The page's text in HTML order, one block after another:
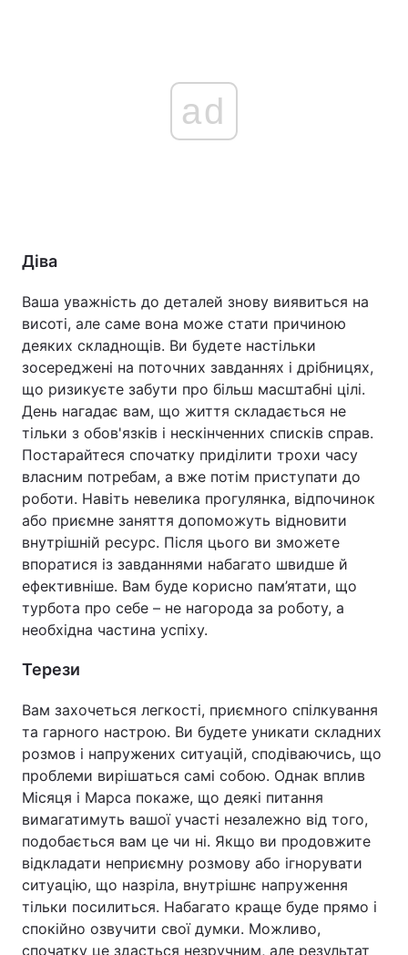
ad
Діва
Ваша уважність до деталей знову виявиться на
висоті, але саме вона може стати причиною
деяких складнощів. Ви будете настільки
зосереджені на поточних завданнях і дрібницях,
що ризикуєте забути про більш масштабні цілі.
День нагадає вам, що життя складається не
тільки з обов'язків і нескінченних списків справ.
Постарайтеся спочатку приділити трохи часу
власним потребам, а вже потім приступати до
роботи. Навіть невелика прогулянка, відпочинок
або приємне заняття допоможуть відновити
внутрішній ресурс. Після цього ви зможете
впоратися із завданнями набагато швидше й
ефективніше. Вам буде корисно пам’ятати, що
турбота про себе – не нагорода за роботу, а
необхідна частина успіху.
Терези
Вам захочеться легкості, приємного спілкування
та гарного настрою. Ви будете уникати складних
розмов і напружених ситуацій, сподіваючись, що
проблеми вирішаться самі собою. Однак вплив
Місяця і Марса покаже, що деякі питання
вимагатимуть вашої участі незалежно від того,
подобається вам це чи ні. Якщо ви продовжите
відкладати неприємну розмову або ігнорувати
ситуацію, що назріла, внутрішнє напруження
тільки посилиться. Набагато краще буде прямо і
спокійно озвучити свої думки. Можливо,
спочатку це здасться незручним, але результат